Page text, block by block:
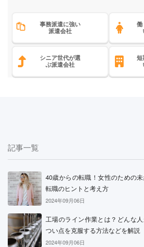
事務派遣に強い
派遣会社
働
シニア世代が選
ぶ派遣会社
短
記事一覧
40歳からの転職！女性のための
転職のヒントと考え方
2024年09月06日
工場のライン作業とは？どんな
つい点を克服する方法などを解説
2024年09月06日